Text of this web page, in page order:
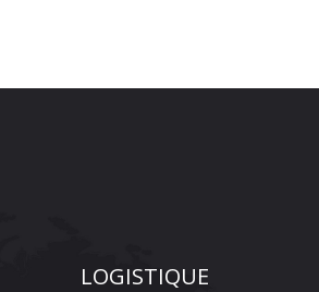
LOGISTIQUE